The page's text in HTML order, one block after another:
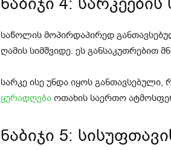
საწოლის მოპირდაპირედ
ღამის სიმშვიდე. ეს განსაკუთრებით
სარკე ისე უნდა იყოს
ყურადღება ოთახის საერთო
ნაბიჯი 5: